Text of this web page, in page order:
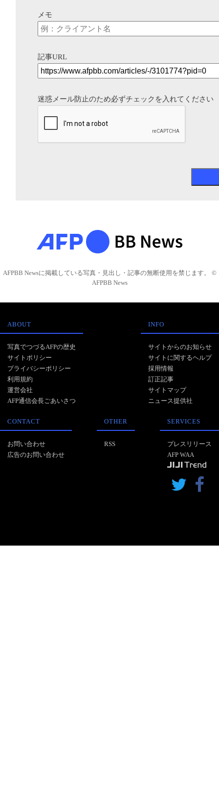
メモ
記事URL
迷惑メール防止のため必ずチェックを入れてください
AFPBB Newsに掲載している写真・見出し・記事の無断使用を禁じます。 ©
AFPBB News
ABOUT
写真でつづるAFPの歴史
サイトポリシー
プライバシーポリシー
利用規約
運営会社
AFP通信会長ごあいさつ
INFO
サイトからのお知らせ
サイトに関するヘルプ
採用情報
訂正記事
サイトマップ
ニュース提供社
CONTACT
お問い合わせ
広告のお問い合わせ
OTHER
RSS
SERVICES
プレスリリース
AFP WAA